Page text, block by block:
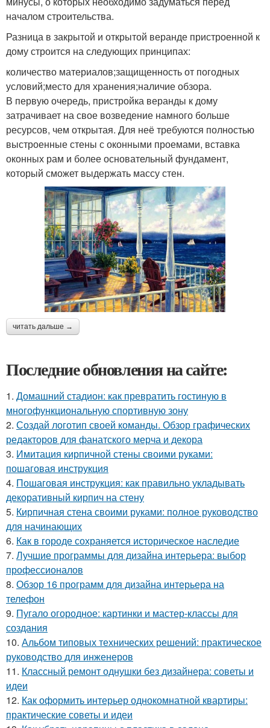
началом строительства.
Разница в закрытой и открытой веранде пристроенной к
дому строится на следующих принципах:
количество материалов;защищенность от погодных
условий;место для хранения;наличие обзора.
В первую очередь, пристройка веранды к дому
затрачивает на свое возведение намного больше
ресурсов, чем открытая. Для неё требуются полностью
выстроенные стены с оконными проемами, вставка
оконных рам и более основательный фундамент,
который сможет выдержать массу стен.
читать дальше →
Последние обновления на сайте:
1. Домашний стадион: как превратить гостиную в
многофункциональную спортивную зону
2. Создай логотип своей команды. Обзор графических
редакторов для фанатского мерча и декора
3. Имитация кирпичной стены своими руками:
пошаговая инструкция
4. Пошаговая инструкция: как правильно укладывать
декоративный кирпич на стену
5. Кирпичная стена своими руками: полное руководство
для начинающих
6. Как в городе сохраняется историческое наследие
7. Лучшие программы для дизайна интерьера: выбор
профессионалов
8. Обзор 16 программ для дизайна интерьера на
телефон
9. Пугало огородное: картинки и мастер-классы для
создания
10. Альбом типовых технических решений: практическое
руководство для инженеров
11. Классный ремонт однушки без дизайнера: советы и
идеи
12. Как оформить интерьер однокомнатной квартиры:
практические советы и идеи